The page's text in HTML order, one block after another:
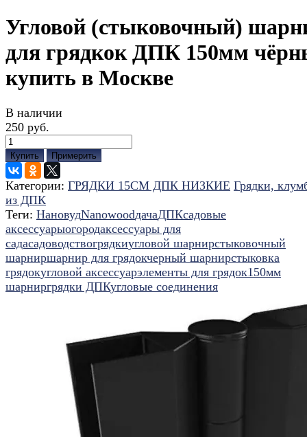
Угловой (стыковочный)
для грядкок ДПК 150мм
купить в Москве
В наличии
250 руб.
Купить Примерить
Категории: ГРЯДКИ 15СМ ДПК НИЗКИЕ Грядки,
из ДПК
Теги: НановудNanowoodдачаДПКсадовые
аксессуарыогородаксессуары для
садасадоводствогрядкиугловой шарнирстыковочный
шарниршарнир для грядокчерный шарнирстыковка
грядокугловой аксессуарэлементы для грядок150мм
шарниргрядки ДПКугловые соединения